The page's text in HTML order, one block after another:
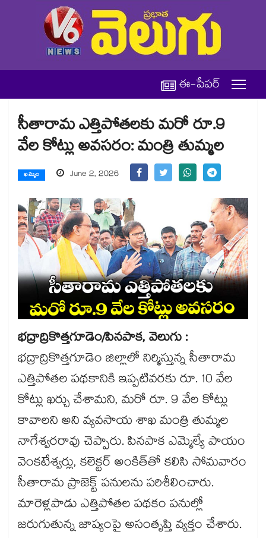
ఈ-పేపర్
సీతారామ ఎత్తిపోతలకు మరో రూ.9
వేల కోట్లు అవసరం: మంత్రి తుమ్మల
ఖమ్మం June 2, 2026
భద్రాద్రికొత్తగూడెం/పినపాక, వెలుగు :
భద్రాద్రికొత్తగూడెం జిల్లాలో నిర్మిస్తున్న సీతారామ
ఎత్తిపోతల పథకానికి ఇప్పటివరకు రూ. 10 వేల
కోట్లు ఖర్చు చేశామని, మరో రూ. 9 వేల కోట్లు
కావాలని అని వ్యవసాయ శాఖ మంత్రి తుమ్మల
నాగేశ్వరరావు చెప్పారు. పినపాక ఎమ్మెల్యే పాయం
వెంకటేశ్వర్లు, కలెక్టర్‌‌‌‌ అంకిత్‌‌‌‌తో కలిసి సోమవారం
సీతారామ ప్రాజెక్ట్‌‌‌‌ పనులను పరిశీలించారు.
మారెళ్లపాడు ఎత్తిపోతల పథకం పనుల్లో
జరుగుతున్న జాప్యంపై అసంతృప్తి వ్యక్తం చేశారు.